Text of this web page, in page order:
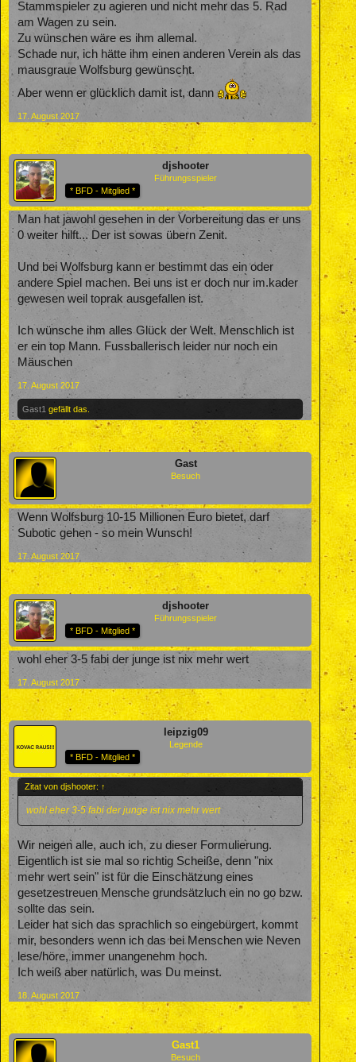
Stammspieler zu agieren und nicht mehr das 5. Rad
am Wagen zu sein.
Zu wünschen wäre es ihm allemal.
Schade nur, ich hätte ihm einen anderen Verein als das
mausgraue Wolfsburg gewünscht.
Aber wenn er glücklich damit ist, dann
17. August 2017
djshooter
Führungsspieler
* BFD - Mitglied *
Man hat jawohl gesehen in der Vorbereitung das er uns
0 weiter hilft... Der ist sowas übern Zenit.
Und bei Wolfsburg kann er bestimmt das ein oder
andere Spiel machen. Bei uns ist er doch nur im.kader
gewesen weil toprak ausgefallen ist.
Ich wünsche ihm alles Glück der Welt. Menschlich ist
er ein top Mann. Fussballerisch leider nur noch ein
Mäuschen
17. August 2017
Gast1 gefällt das.
Gast
Besuch
Wenn Wolfsburg 10-15 Millionen Euro bietet, darf
Subotic gehen - so mein Wunsch!
17. August 2017
djshooter
Führungsspieler
* BFD - Mitglied *
wohl eher 3-5 fabi der junge ist nix mehr wert
17. August 2017
leipzig09
Legende
* BFD - Mitglied *
Zitat von djshooter: ↑
wohl eher 3-5 fabi der junge ist nix mehr wert
Wir neigen alle, auch ich, zu dieser Formulierung.
Eigentlich ist sie mal so richtig Scheiße, denn "nix
mehr wert sein" ist für die Einschätzung eines
gesetzestreuen Mensche grundsätzluch ein no go bzw.
sollte das sein.
Leider hat sich das sprachlich so eingebürgert, kommt
mir, besonders wenn ich das bei Menschen wie Neven
lese/höre, immer unangenehm hoch.
Ich weiß aber natürlich, was Du meinst.
18. August 2017
Gast1
Besuch